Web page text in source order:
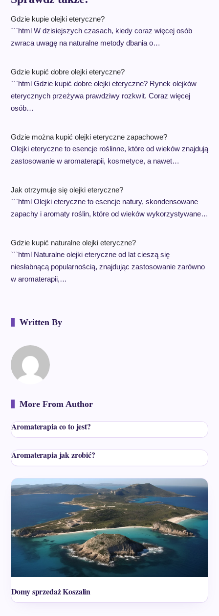
Gdzie kupie olejki eteryczne?
```html W dzisiejszych czasach, kiedy coraz więcej osób
zwraca uwagę na naturalne metody dbania o…
Gdzie kupić dobre olejki eteryczne?
```html Gdzie kupić dobre olejki eteryczne? Rynek olejków
eterycznych przeżywa prawdziwy rozkwit. Coraz więcej
osób…
Gdzie można kupić olejki eteryczne zapachowe?
Olejki eteryczne to esencje roślinne, które od wieków znajdują
zastosowanie w aromaterapii, kosmetyce, a nawet…
Jak otrzymuje się olejki eteryczne?
```html Olejki eteryczne to esencje natury, skondensowane
zapachy i aromaty roślin, które od wieków wykorzystywane…
Gdzie kupić naturalne olejki eteryczne?
```html Naturalne olejki eteryczne od lat cieszą się
niesłabnącą popularnością, znajdując zastosowanie zarówno
w aromaterapii,…
Written By
More From Author
Aromaterapia co to jest?
Aromaterapia jak zrobić?
Domy sprzedaż Koszalin